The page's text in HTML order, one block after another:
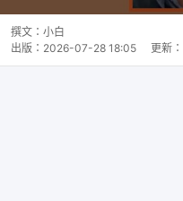
撰文： 小白
出版： 2026-07-28 18:05 更新：